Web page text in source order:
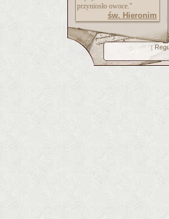
przyniosło owoce."
św. Hieronim
[